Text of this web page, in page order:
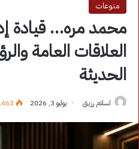
منوعات
محمد مره… قيادة
العلاقات العامة
الحديثة
اسلام رزيق يوليو 3, 2026